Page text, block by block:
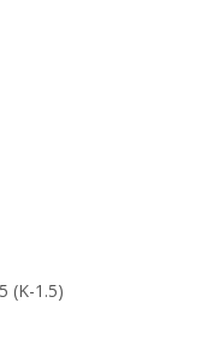
(K-1.5)